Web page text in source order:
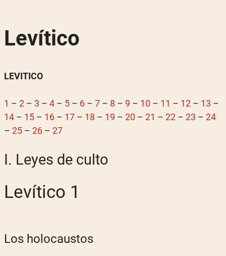
Levítico
LEVITICO
1 – 2 – 3 – 4 – 5 – 6 – 7 – 8 – 9 – 10 – 11 – 12 – 13 –
14 – 15 – 16 – 17 – 18 – 19 – 20 – 21 – 22 – 23 – 24
– 25 – 26 – 27
I. Leyes de culto
Levítico 1
Los holocaustos